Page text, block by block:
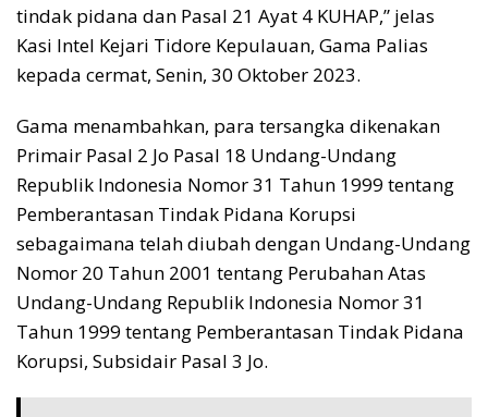
tindak pidana dan Pasal 21 Ayat 4 KUHAP,” jelas
Kasi Intel Kejari Tidore Kepulauan, Gama Palias
kepada cermat, Senin, 30 Oktober 2023.
Gama menambahkan, para tersangka dikenakan
Primair Pasal 2 Jo Pasal 18 Undang-Undang
Republik Indonesia Nomor 31 Tahun 1999 tentang
Pemberantasan Tindak Pidana Korupsi
sebagaimana telah diubah dengan Undang-Undang
Nomor 20 Tahun 2001 tentang Perubahan Atas
Undang-Undang Republik Indonesia Nomor 31
Tahun 1999 tentang Pemberantasan Tindak Pidana
Korupsi, Subsidair Pasal 3 Jo.